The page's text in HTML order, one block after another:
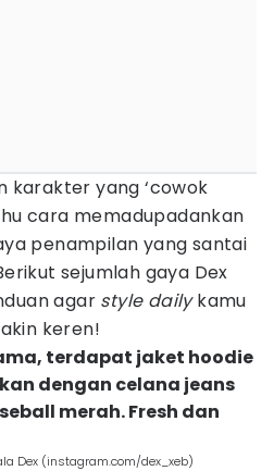
karakter yang ‘cowok
cara memadupadankan
penampilan yang santai
sejumlah gaya Dex
agar style dailykamu
keren!
terdapat jaket hoodie
dengan celana jeans
merah. Fresh dan
Dex (instagram.com/dex_xeb)